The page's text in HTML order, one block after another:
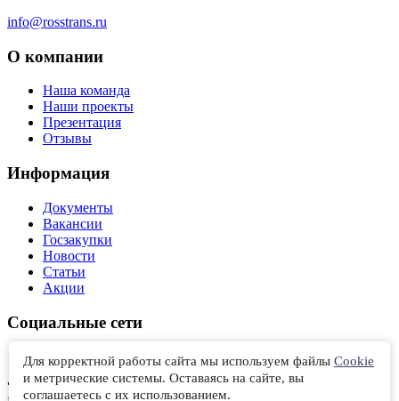
Для корректной работы сайта мы используем файлы Cookie
и метрические системы. Оставаясь на сайте, вы
соглашаетесь с их использованием.
info@rosstrans.ru
О компании
Наша команда
Наши проекты
Презентация
Отзывы
Информация
Документы
Вакансии
Госзакупки
Новости
Статьи
Акции
Социальные сети
Вконтакте
“РОССТРАНСЭКСПЕДИЦИЯ” © 2012‑2026 Санкт-